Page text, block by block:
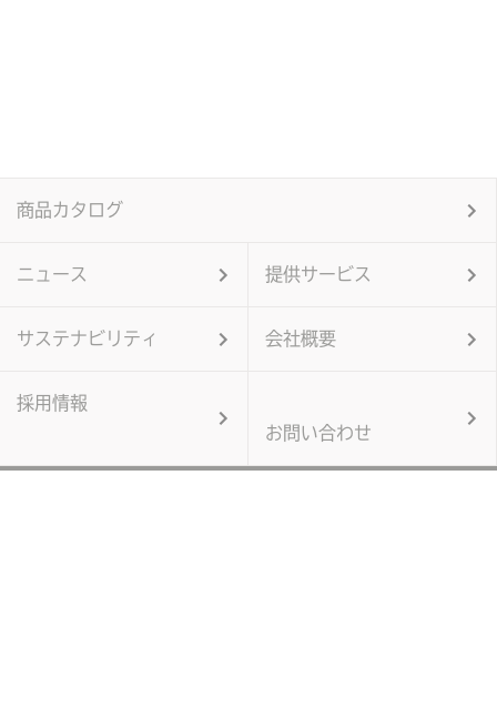
商品カタログ
ニュース 提供サービス
サステナビリティ 会社概要
採用情報
お問い合わせ